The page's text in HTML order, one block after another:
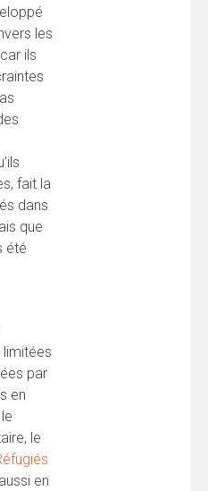
les
ils
fait la
dans
que
été
limitées
par
en
le
en